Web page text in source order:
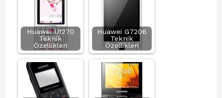
Huawei U1270
Teknik
Özellikleri
Huawei G7206
Teknik
Özellikleri